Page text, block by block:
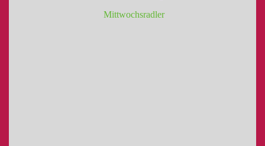
Mittwochsradler